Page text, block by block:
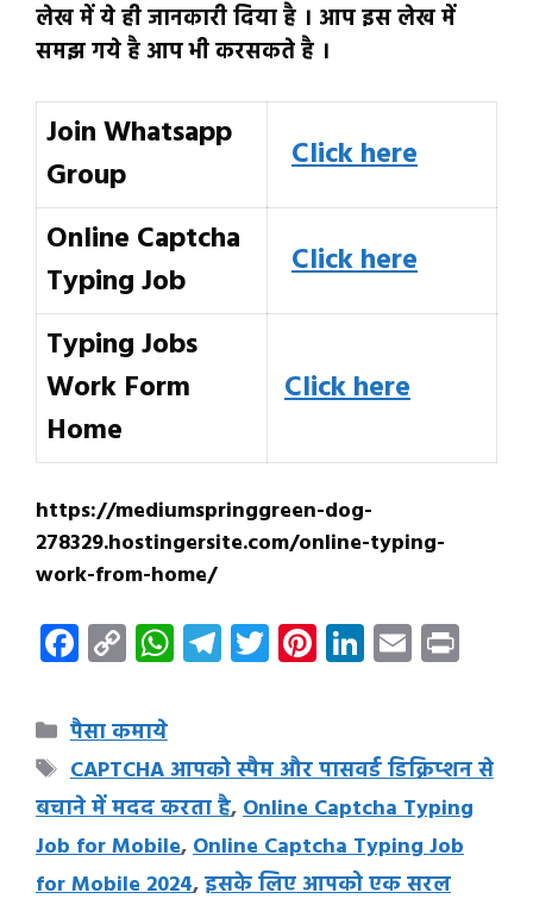
लेख में ये ही जानकारी दिया है । आप इस लेख में
समझ गये है आप भी करसकते है ।
Join Whatsapp
Group
Click here
Online Captcha
Typing Job
Click here
Typing Jobs
Work Form
Home
Click here
https://mediumspringgreen-dog-
278329.hostingersite.com/online-typing-
work-from-home/
F
ac
e
b
o
o
k
C
o
p
y
Li
n
k
W
h
s
A
p
p
T
el
gr
a
m
T
w
te
r
Pi
nt
es
t
Li
n
e
dI
n
E
m
l
Categories
पैसा कमाये
Tags
CAPTCHA आपको स्पैम और पासवर्ड डिक्रिप्शन से
बचाने में मदद करता है,Online Captcha Typing
Job for Mobile,Online Captcha Typing Job
for Mobile 2024,इसके लिए आपको एक सरल